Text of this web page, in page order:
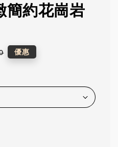
簡約花崗岩
優惠